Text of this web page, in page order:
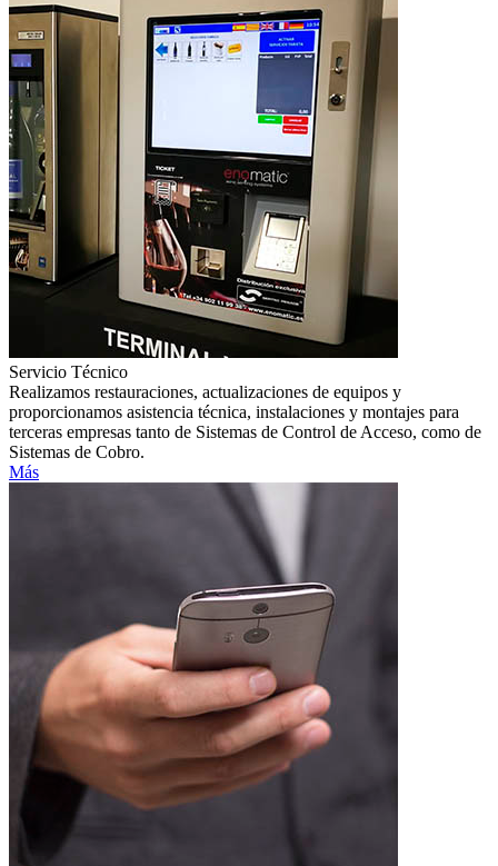
Servicio Técnico
Realizamos restauraciones, actualizaciones de equipos y
proporcionamos asistencia técnica, instalaciones y montajes para
terceras empresas tanto de Sistemas de Control de Acceso, como de
Sistemas de Cobro.
Más